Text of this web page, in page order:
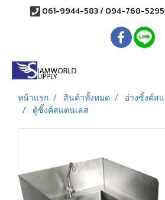
061-9944-583 / 094-768-
หน้าแรก สินค้าทั้งหมด
อ่างซิ้งค์ส
ตู้ซิ้งค์สแตนเลส